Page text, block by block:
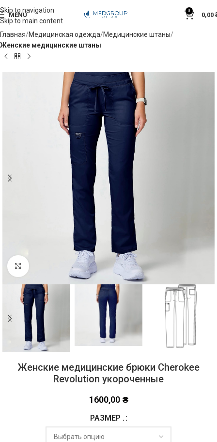
Skip to navigation
Skip to main content
MENU
0
0,00
Главная Медицинская одежда Медицинские штаны
Женские медицинские штаны
Click to enlarge
Женские медицинские брюки Cherokee
Revolution укороченные
1600,00 ₴
РАЗМЕР .Alternative: